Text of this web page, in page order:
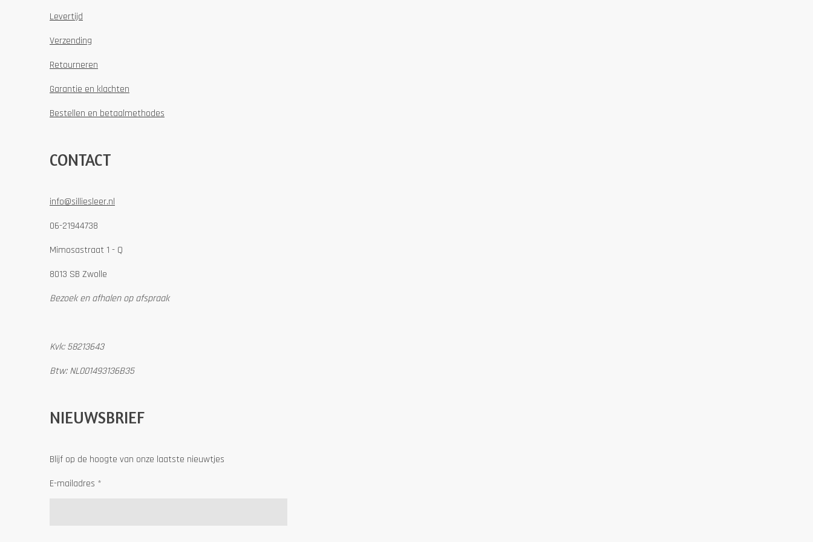
Levertijd
Verzending
Retourneren
Garantie en klachten
Bestellen en betaalmethodes
CONTACT
info@silliesleer.nl
06-21944738
Mimosastraat 1 - Q
8013 SB Zwolle
Bezoek en afhalen op afspraak
Kvk: 58213643
Btw: NL001493136B35
NIEUWSBRIEF
Blijf op de hoogte van onze laatste nieuwtjes
E-mailadres *